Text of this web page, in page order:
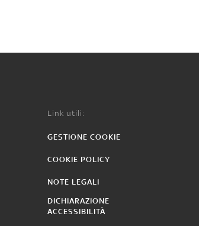
Link utili:
GESTIONE COOKIE
COOKIE POLICY
NOTE LEGALI
DICHIARAZIONE
ACCESSIBILITÀ